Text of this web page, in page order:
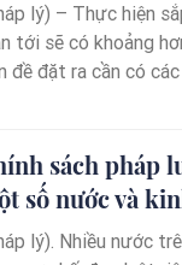
lý) – Thực hiện
tới sẽ có khoảng
đề đặt ra cần có các
tạo ra nhiều việc
sách pháp
số nước và
lý). Nhiều nước